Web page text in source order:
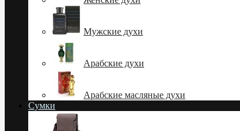
Мужские духи
Арабские духи
Арабские масляные духи
Сумки